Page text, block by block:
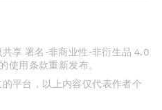
享 署名-非商业性-非衍生品 4.0
使用条款重新发布。
平台，以上内容仅代表作者个